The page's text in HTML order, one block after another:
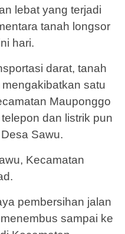
lebat yang terjadi
tanah longsor
hari.
darat, tanah
satu
Mauponggo
dan listrik pun
Sawu.
Kecamatan
pembersihan jalan
sampai ke